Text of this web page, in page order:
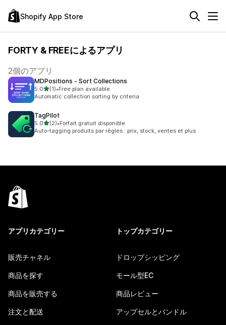
Shopify App Store
FORTY & FREEによるアプリ
2個のアプリ
MDPositions ‑ Sort Collections
5.05つ星中
(1)
合計レビュー数：1件
•Free plan available
Automatic collection sorting by criteria
TagPilot
5.05つ星中
(2)
合計レビュー数：2件
•Forfait gratuit disponible
Auto-tagging produits par règles : prix, stock, ventes et plus
アプリカテゴリー
販売チャネル
商品を探す
商品を販売する
注文と配送
トップカテゴリー
ドロップシッピング
モール型EC
商品レビュー
アップセルとバンドル